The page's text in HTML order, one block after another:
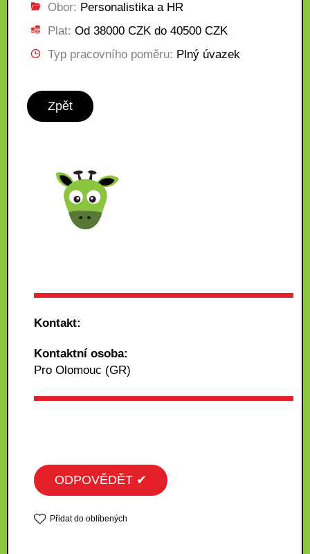
Obor: Personalistika a HR
Plat: Od 38000 CZK do 40500 CZK
Typ pracovního poměru: Plný úvazek
Zpět
Kontakt:
Kontaktní osoba:
Pro Olomouc (GR)
ODPOVĚDĚT ✔
Přidat do oblíbených